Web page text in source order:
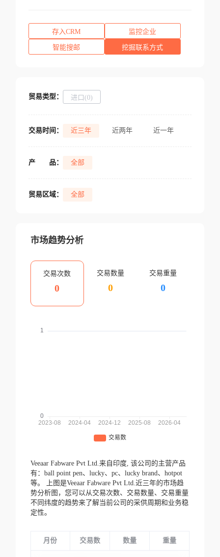
存入CRM 监控企业
智能搜邮 挖掘联系方式
贸易类型： 进口(0)
交易时间： 近三年 近两年 近一年
产 品： 全部
贸易区域： 全部
市场趋势分析
交易次数
0
交易数量
0
交易重量
0
Veeaar Fabware Pvt Ltd.来自印度, 该公司的主营产品
有：ball point pen、lucky、pc、lucky brand、hotpot
等。
上图是Veeaar Fabware Pvt Ltd.近三年的市场趋
势分析图，您可以从交易次数、交易数量、交易重量
不同纬度的趋势来了解当前公司的采供周期和业务稳
定性。
月份 交易数 数量 重量